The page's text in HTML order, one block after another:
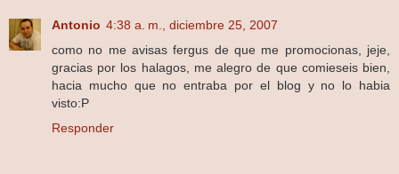
Antonio 4:38 a. m., diciembre 25, 2007
como no me avisas fergus de que me promocionas, jeje,
gracias por los halagos, me alegro de que comieseis bien,
hacia mucho que no entraba por el blog y no lo habia
visto:P
Responder